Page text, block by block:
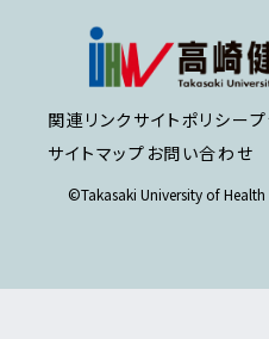
関連リンク サイトポリシー
サイトマップ お問い合わせ
©Takasaki University of